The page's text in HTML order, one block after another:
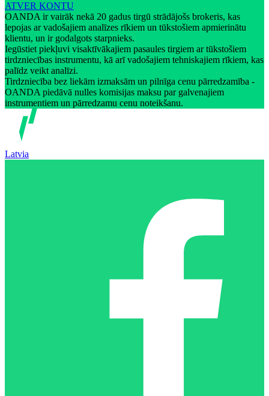
ATVER KONTU
OANDA ir vairāk nekā 20 gadus tirgū strādājošs brokeris, kas
lepojas ar vadošajiem analīzes rīkiem un tūkstošiem apmierinātu
klientu, un ir godalgots starpnieks.
Iegūstiet piekļuvi visaktīvākajiem pasaules tirgiem ar tūkstošiem
tirdzniecības instrumentu, kā arī vadošajiem tehniskajiem rīkiem, kas
palīdz veikt analīzi.
Tirdzniecība bez liekām izmaksām un pilnīga cenu pārredzamība -
OANDA piedāvā nulles komisijas maksu par galvenajiem
instrumentiem un pārredzamu cenu noteikšanu.
Latvia